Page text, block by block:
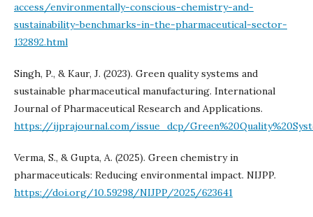
access/environmentally-conscious-chemistry-and-
sustainability-benchmarks-in-the-pharmaceutical-sector-
132892.html
Singh, P., & Kaur, J. (2023). Green quality systems and
sustainable pharmaceutical manufacturing. International
Journal of Pharmaceutical Research and Applications.
https://ijprajournal.com/issue_dcp/
Verma, S., & Gupta, A. (2025). Green chemistry in
pharmaceuticals: Reducing environmental impact. NIJPP.
https://doi.org/10.59298/NIJPP/2025/623641